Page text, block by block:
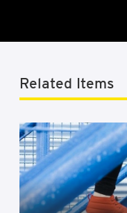
Related Items